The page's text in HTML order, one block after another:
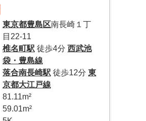
東京都豊島区南長崎１丁
目22-11
椎名町駅 徒歩4分西武池
袋・豊島線
落合南長崎駅 徒歩12分東
京都大江戸線
81.11m²
59.01m²